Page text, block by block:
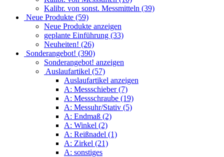
Kalibr. von sonst. Messmitteln (39)
Neue Produkte (59)
Neue Produkte anzeigen
geplante Einführung (33)
Neuheiten! (26)
Sonderangebot! (390)
Sonderangebot! anzeigen
Auslaufartikel (57)
Auslaufartikel anzeigen
A: Messschieber (7)
A: Messschraube (19)
A: Messuhr/Stativ (5)
A: Endmaß (2)
A: Winkel (2)
A: Reißnadel (1)
A: Zirkel (21)
A: sonstiges